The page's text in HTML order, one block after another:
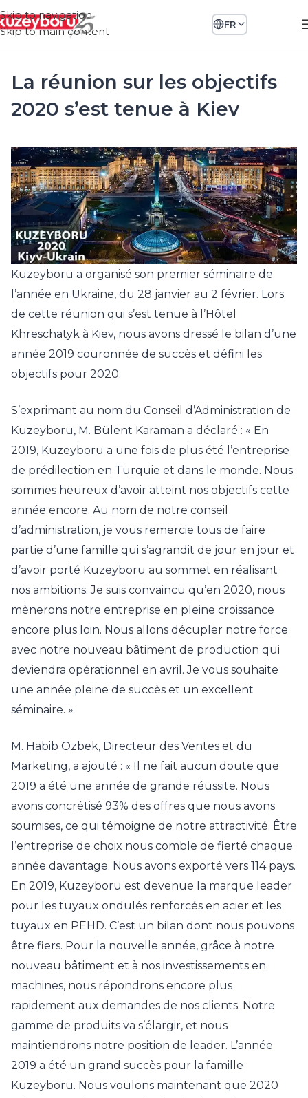
Skip to navigation
Skip to main content
FR
La réunion sur les objectifs
2020 s’est tenue à Kiev
Kuzeyboru a organisé son premier séminaire de
l’année en Ukraine, du 28 janvier au 2 février. Lors
de cette réunion qui s’est tenue à l’Hôtel
Khreschatyk à Kiev, nous avons dressé le bilan d’une
année 2019 couronnée de succès et défini les
objectifs pour 2020.
S’exprimant au nom du Conseil d’Administration de
Kuzeyboru, M. Bülent Karaman a déclaré : « En
2019, Kuzeyboru a une fois de plus été l’entreprise
de prédilection en Turquie et dans le monde. Nous
sommes heureux d’avoir atteint nos objectifs cette
année encore. Au nom de notre conseil
d’administration, je vous remercie tous de faire
partie d’une famille qui s’agrandit de jour en jour et
d’avoir porté Kuzeyboru au sommet en réalisant
nos ambitions. Je suis convaincu qu’en 2020, nous
mènerons notre entreprise en pleine croissance
encore plus loin. Nous allons décupler notre force
avec notre nouveau bâtiment de production qui
deviendra opérationnel en avril. Je vous souhaite
une année pleine de succès et un excellent
séminaire. »
M. Habib Özbek, Directeur des Ventes et du
Marketing, a ajouté : « Il ne fait aucun doute que
2019 a été une année de grande réussite. Nous
avons concrétisé 93% des offres que nous avons
soumises, ce qui témoigne de notre attractivité. Être
l’entreprise de choix nous comble de fierté chaque
année davantage. Nous avons exporté vers 114 pays.
En 2019, Kuzeyboru est devenue la marque leader
pour les tuyaux ondulés renforcés en acier et les
tuyaux en PEHD. C’est un bilan dont nous pouvons
être fiers. Pour la nouvelle année, grâce à notre
nouveau bâtiment et à nos investissements en
machines, nous répondrons encore plus
rapidement aux demandes de nos clients. Notre
gamme de produits va s’élargir, et nous
maintiendrons notre position de leader. L’année
2019 a été un grand succès pour la famille
Kuzeyboru. Nous voulons maintenant que 2020